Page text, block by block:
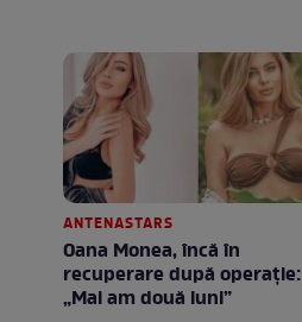
ANTENASTARS
Oana Monea, încă în
recuperare după operație:
„Mai am două luni”